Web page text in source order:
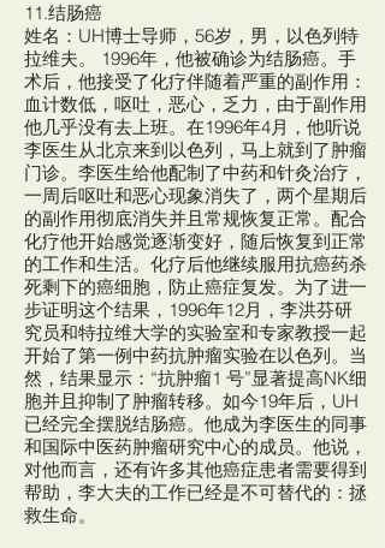
11.结肠癌
姓名：UH博士导师，56岁，男，以色列特
拉维夫。 1996年，他被确诊为结肠癌。手
术后，他接受了化疗伴随着严重的副作用：
血计数低，呕吐，恶心，乏力，由于副作用
他几乎没有去上班。在1996年4月，他听说
李医生从北京来到以色列，马上就到了肿瘤
门诊。李医生给他配制了中药和针灸治疗，
一周后呕吐和恶心现象消失了，两个星期后
的副作用彻底消失并且常规恢复正常。配合
化疗他开始感觉逐渐变好，随后恢复到正常
的工作和生活。化疗后他继续服用抗癌药杀
死剩下的癌细胞，防止癌症复发。为了进一
步证明这个结果，1996年12月，李洪芬研
究员和特拉维大学的实验室和专家教授一起
开始了第一例中药抗肿瘤实验在以色列。当
然，结果显示：“抗肿瘤1 号”显著提高NK细
胞并且抑制了肿瘤转移。如今19年后，UH
已经完全摆脱结肠癌。他成为李医生的同事
和国际中医药肿瘤研究中心的成员。他说，
对他而言，还有许多其他癌症患者需要得到
帮助，李大夫的工作已经是不可替代的：拯
救生命。